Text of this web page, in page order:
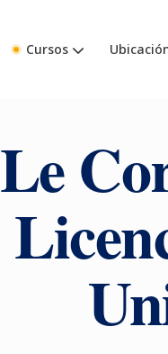
Cursos
Le